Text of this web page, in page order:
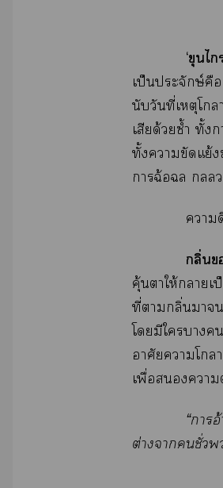
‘ขุนไ
เป็นประจักษ์คื
นับวันที่เหตุโ
เสียด้วยซ้ำ ทั้ง
ทั้งาขัดแย้
าฉ้อฉล
า
กลิ่น
คุ้นาให้า
ที่ากลิ่นา
โมีใา
อาศัยาโ
เพื่อา
“า
ต่างาชั่ว